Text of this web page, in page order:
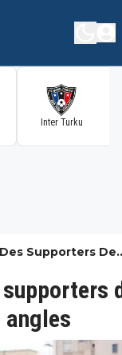
Inter Turku
Supporters De
Angles
angles